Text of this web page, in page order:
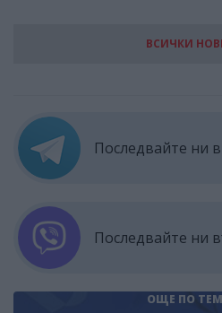
ВСИЧКИ
Последвайте ни в
Последвайте ни
ОЩЕ ПО